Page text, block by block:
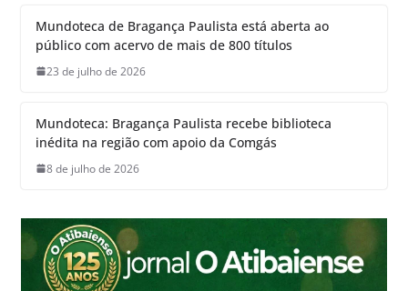
Mundoteca de Bragança Paulista está aberta ao
público com acervo de mais de 800 títulos
23 de julho de 2026
Mundoteca: Bragança Paulista recebe biblioteca
inédita na região com apoio da Comgás
8 de julho de 2026